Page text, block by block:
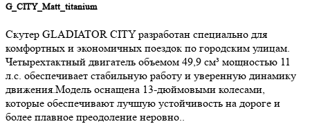
G_CITY_Matt_titanium
Скутер GLADIATOR CITY разработан специально для
комфортных и экономичных поездок по городским улицам.
Четырехтактный двигатель объемом 49,9 см³ мощностью 11
л.с. обеспечивает стабильную работу и уверенную динамику
движения.Модель оснащена 13-дюймовыми колесами,
которые обеспечивают лучшую устойчивость на дороге и
более плавное преодоление неровно..